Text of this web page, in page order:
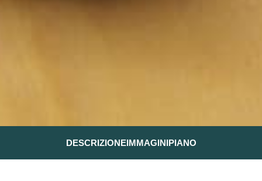
DESCRIZIONEIMMAGINIPIANO